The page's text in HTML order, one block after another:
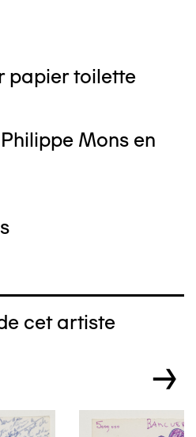
papier toilette
Mons en
cet artiste
→